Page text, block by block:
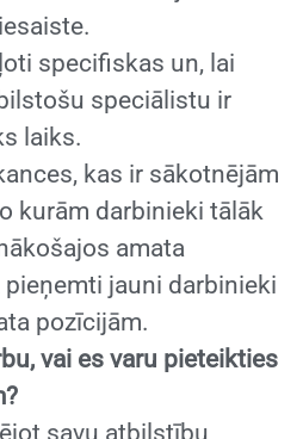
specifiskas un, lai
speciālistu ir
laiks.
kas ir sākotnējām
kurām darbinieki tālāk
amata
jauni darbinieki
pozīcijām.
vai es varu pieteikties
savu atbilstību